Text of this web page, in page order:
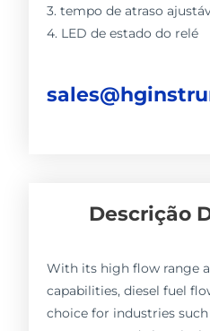
3. tempo de atraso
4. LED de estado do relé
Descrição
With its high flow range
capabilities, diesel fuel
choice for industries